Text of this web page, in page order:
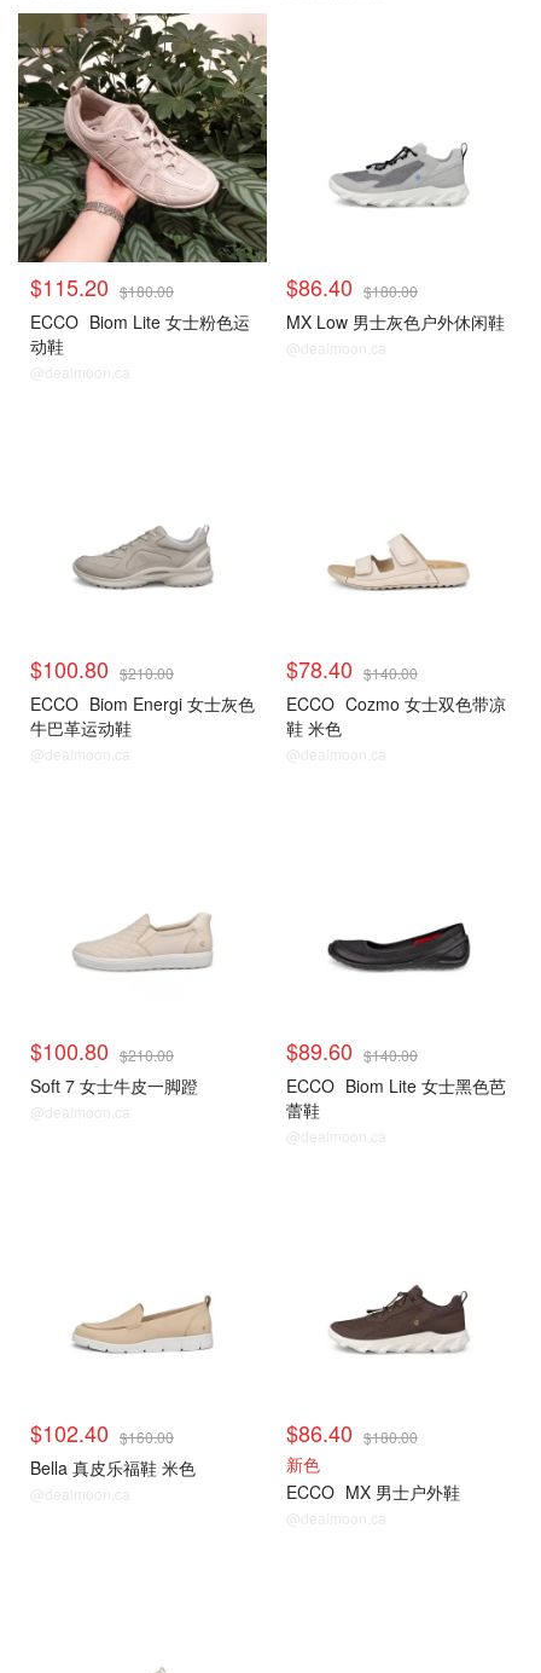
$115.20 $180.00
ECCO Biom Lite 女士粉色运
动鞋
@dealmoon.ca
$86.40 $180.00
MX Low 男士灰色户外休闲鞋
@dealmoon.ca
$100.80 $210.00
ECCO Biom Energi 女士灰色
牛巴革运动鞋
@dealmoon.ca
$78.40 $140.00
ECCO Cozmo 女士双色带凉
鞋 米色
@dealmoon.ca
$100.80 $210.00
Soft 7 女士牛皮一脚蹬
@dealmoon.ca
$89.60 $140.00
ECCO Biom Lite 女士黑色芭
蕾鞋
@dealmoon.ca
$102.40 $160.00
Bella 真皮乐福鞋 米色
@dealmoon.ca
$86.40 $180.00
新色
ECCO MX 男士户外鞋
@dealmoon.ca